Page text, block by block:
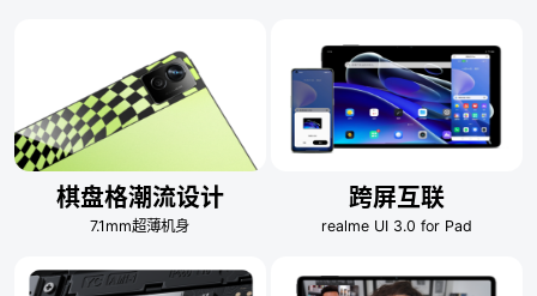
棋盘格潮流设计
7.1mm超薄机身
跨屏互联
realme UI 3.0 for Pad